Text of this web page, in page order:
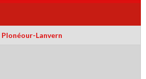
Plonéour-Lanvern